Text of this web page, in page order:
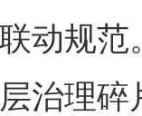
动规范
治理